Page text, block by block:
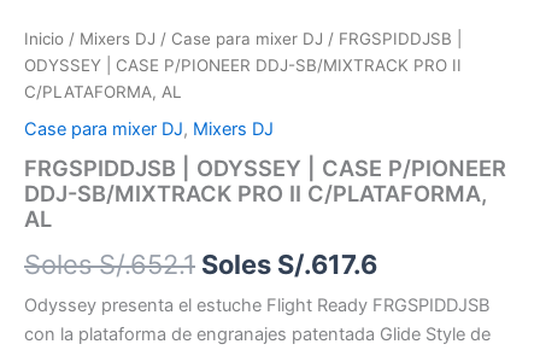
Inicio / Mixers DJ / Case para mixer DJ / FRGSPIDDJSB |
ODYSSEY | CASE P/PIONEER DDJ-SB/MIXTRACK PRO II
C/PLATAFORMA, AL
Case para mixer DJ, Mixers DJ
FRGSPIDDJSB | ODYSSEY | CASE P/PIONEER
DDJ-SB/MIXTRACK PRO II C/PLATAFORMA,
AL
Soles S/.652.1 Soles S/.617.6
Odyssey presenta el estuche Flight Ready FRGSPIDDJSB
con la plataforma de engranajes patentada Glide Style de